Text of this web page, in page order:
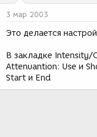
3 мар 2003
Это делается
В закладке Intensity/
Attenuantion: Use и
Start и End